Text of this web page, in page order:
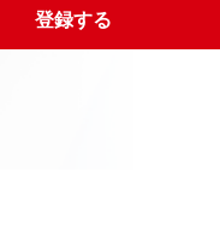
登録する